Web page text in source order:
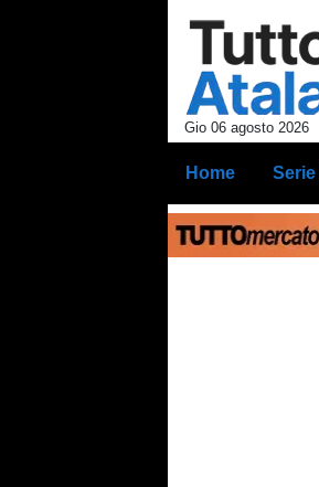
Gio 06 agosto 2026
Home Serie